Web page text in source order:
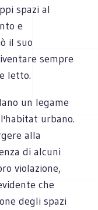
spazi al
e
il suo
sempre
letto.
un legame
urbano.
alla
di alcuni
violazione,
che
degli spazi